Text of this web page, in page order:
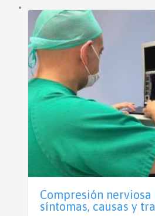
Compresión nerviosa
síntomas, causas y